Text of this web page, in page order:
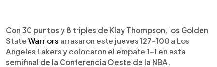
► Escuchar artículo
Con 30 puntos y 8 triples de Klay Thompson, los Golden
State Warriors arrasaron este jueves 127-100 a Los
Angeles Lakers y colocaron el empate 1-1 en esta
semifinal de la Conferencia Oeste de la NBA.